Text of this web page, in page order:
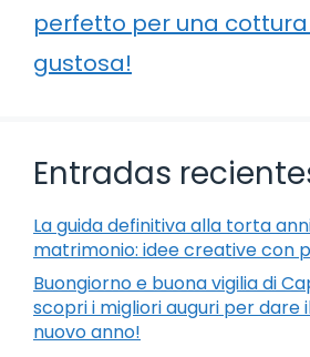
perfetto per una
gustosa!
Entradas
La guida definitiva alla torta
matrimonio: idee creative con
Buongiorno e buona vigilia di
scopri i migliori auguri per dare
nuovo anno!